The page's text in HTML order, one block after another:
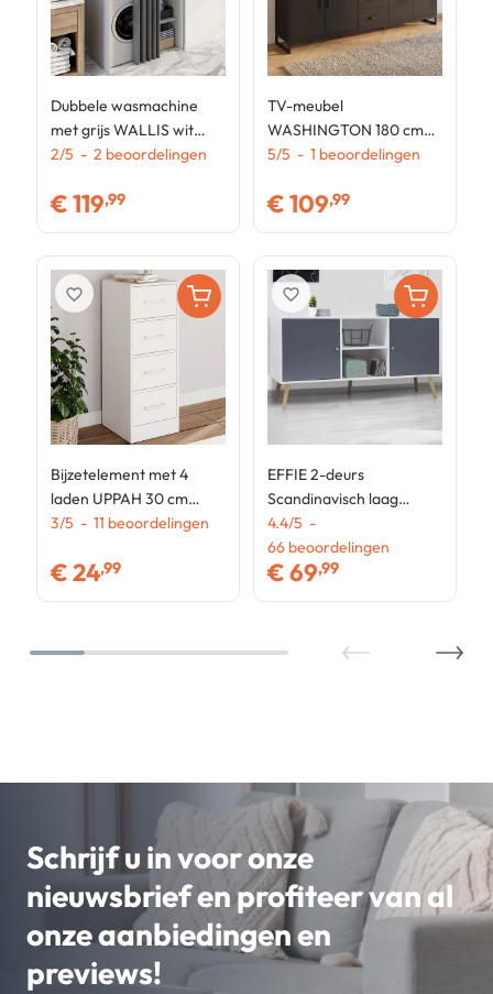
Dubbele wasmachine
met grijs WALLIS wit
schuifgordijn
2/5 - 2 beoordelingen
€119,99
Bijzetelement met 4
laden UPPAH 30 cm
chiffonier, wit houten
3/5 - 11 beoordelingen
€24,99
favorite_border
TV-meubel
WASHINGTON 180 cm
met 4 deuren en 2
5/5 - 1 beoordelingen
€109,99
EFFIE 2-deurs
Scandinavisch laag
dressoir in wit en grijs
hout 140 cm
4.4/5 -
66 beoordelingen
€69,99
favorite_border
Schrijf u in voor onze
nieuwsbrief en profiteer van al
onze aanbiedingen en
previews!